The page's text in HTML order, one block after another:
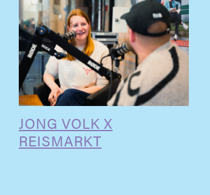
JONG VOLK X
REISMARKT